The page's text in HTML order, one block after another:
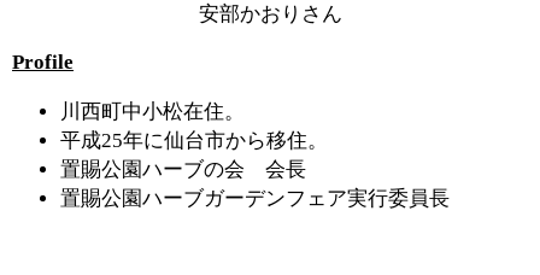
安部かおりさん
Profile
川西町中小松在住。
平成25年に仙台市から移住。
置賜公園ハーブの会 会長
置賜公園ハーブガーデンフェア実行委員長